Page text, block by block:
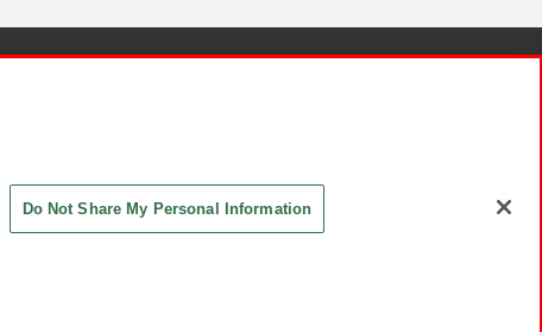
Do Not Share My Personal Information